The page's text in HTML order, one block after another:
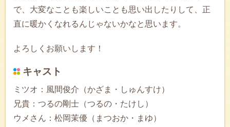
で、大変なことも楽しいことも思い出したりして、正
直に暖かくなれるんじゃないかなと思います。
よろしくお願いします！
キャスト
ミツオ：風間俊介（かざま・しゅんすけ）
兄貴：つるの剛士（つるの・たけし）
ウメさん：松岡茉優（まつおか・まゆ）